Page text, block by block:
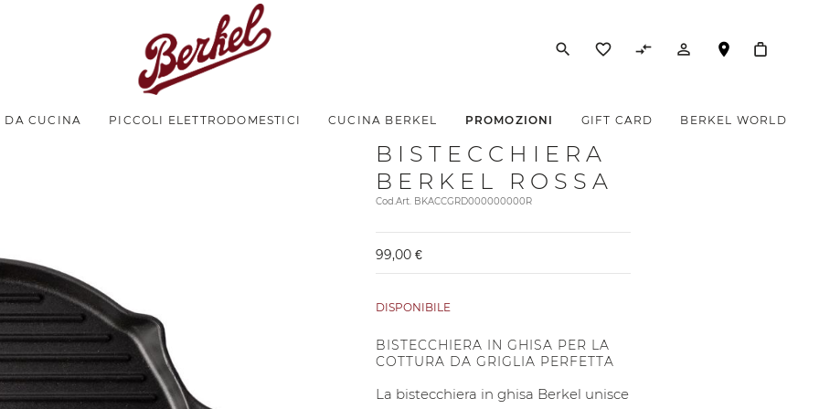
search favorite_border compare_arrows person_outline
DA CUCINA PICCOLI ELETTRODOMESTICI CUCINA BERKEL PROMOZIONI GIFT CARD BERKEL WORLD
BISTECCHIERA
BERKEL ROSSA
Cod.Art. BKACCGRD000000000R
99,00 €
DISPONIBILE
BISTECCHIERA IN GHISA PER LA
COTTURA DA GRIGLIA PERFETTA
La bistecchiera in ghisa Berkel unisce